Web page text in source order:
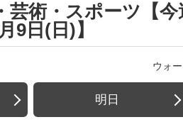
芸術・スポーツ【今
9日(日)】
ウォ
明日